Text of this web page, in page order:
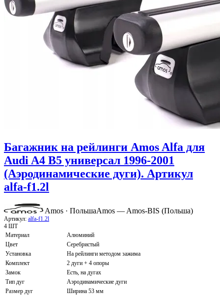
Багажник на рейлинги Amos Alfa для
Audi A4 B5 универсал 1996-2001
(Аэродинамические дуги). Артикул
alfa-f1.2l
Amos · ПольшаAmos — Amos-BIS (Польша)
Артикул: alfa-f1.2l
4 ШТ
Материал
Алюминий
Цвет
Серебристый
Установка
На рейлинги методом зажима
Комплект
2 дуги + 4 опоры
Замок
Есть, на дугах
Тип дуг
Аэродинамические дуги
Размер дуг
Ширина 53 мм